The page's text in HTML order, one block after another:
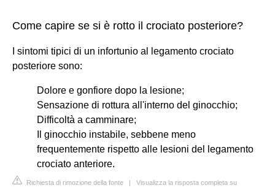
Come capire se si è rotto il crociato posteriore?
I sintomi tipici di un infortunio al legamento crociato
posteriore sono:
Dolore e gonfiore dopo la lesione;
Sensazione di rottura all'interno del ginocchio;
Difficoltà a camminare;
Il ginocchio instabile, sebbene meno
frequentemente rispetto alle lesioni del legamento
crociato anteriore.
Richiesta di rimozione della fonte | Visualizza la risposta completa su